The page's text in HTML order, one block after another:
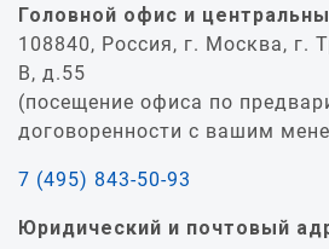
Головной офис и
108840, Россия, г. Москва, г.
В, д.55
(посещение офиса по
договоренности с вашим
7 (495) 843-50-93
Юридический и почтовый